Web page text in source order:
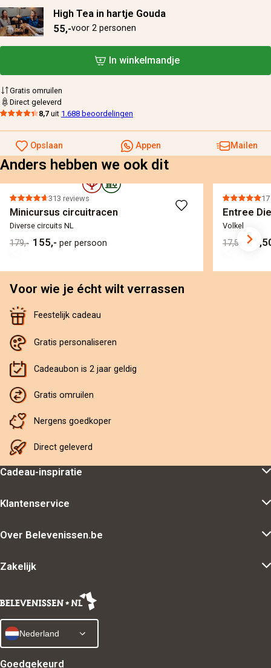
High Tea in hartje Gouda
55,-voor 2 personen
In winkelmandje
Gratis omruilen
Direct geleverd
8,7 uit 1.688 beoordelingen
Opslaan Appen Mailen
Anders hebben we ook dit
313 reviews
Minicursus circuitracen
Diverse circuits NL
179,- 155,- per persoon
Entree
Volkel
17,50
Voor wie je écht wilt verrassen
Feestelijk cadeau
Gratis personaliseren
Cadeaubon is 2 jaar geldig
Gratis omruilen
Nergens goedkoper
Direct geleverd
Cadeau-inspiratie
Klantenservice
Over Belevenissen.be
Zakelijk
Nederland
Goedgekeurd